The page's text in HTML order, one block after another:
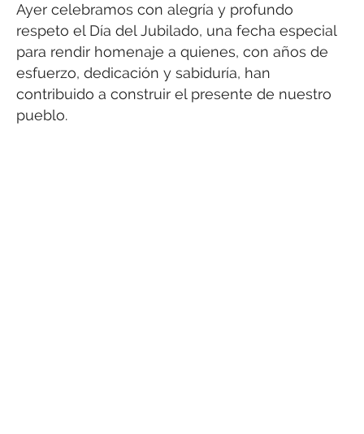
Ayer celebramos con alegría y profundo
respeto el Día del Jubilado, una fecha especial
para rendir homenaje a quienes, con años de
esfuerzo, dedicación y sabiduría, han
contribuido a construir el presente de nuestro
pueblo.